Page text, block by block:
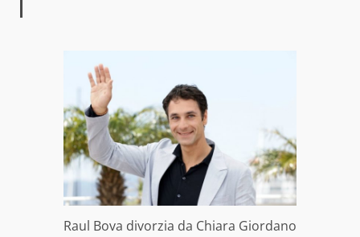
Raul Bova divorzia da Chiara Giordano